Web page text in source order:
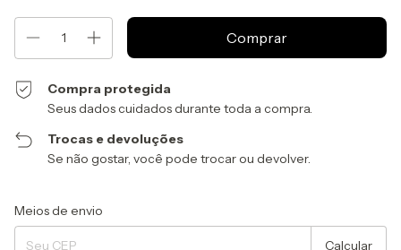
Compra protegida
Seus dados cuidados durante toda a compra.
Trocas e devoluções
Se não gostar, você pode trocar ou devolver.
Entregas para o CEP:
Meios de envio
Calcular